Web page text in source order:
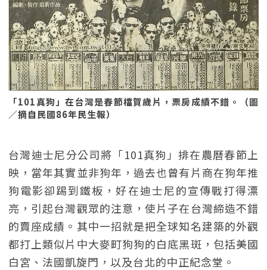
「101真狗」在台灣是春節檔賀歲片，票房成績不錯。（圖
／摘自民國86年民生報）
台灣迪士尼分公司將「101真狗」排在農曆春節上
映，當年其實並非狗年，過去也曾有片商在狗年推
狗電影卻踢到鐵板，好在迪士尼的宣傳戰打得漂
亮，引起台灣觀眾的注意，使片子在台灣締造不錯
的賣座成績。其中一招就是把全球知名建築的外觀
都打上類似片中大麥町狗狗的白底黑斑，包括美國
白宮、法國凱旋門，以及台北的中正紀念堂。